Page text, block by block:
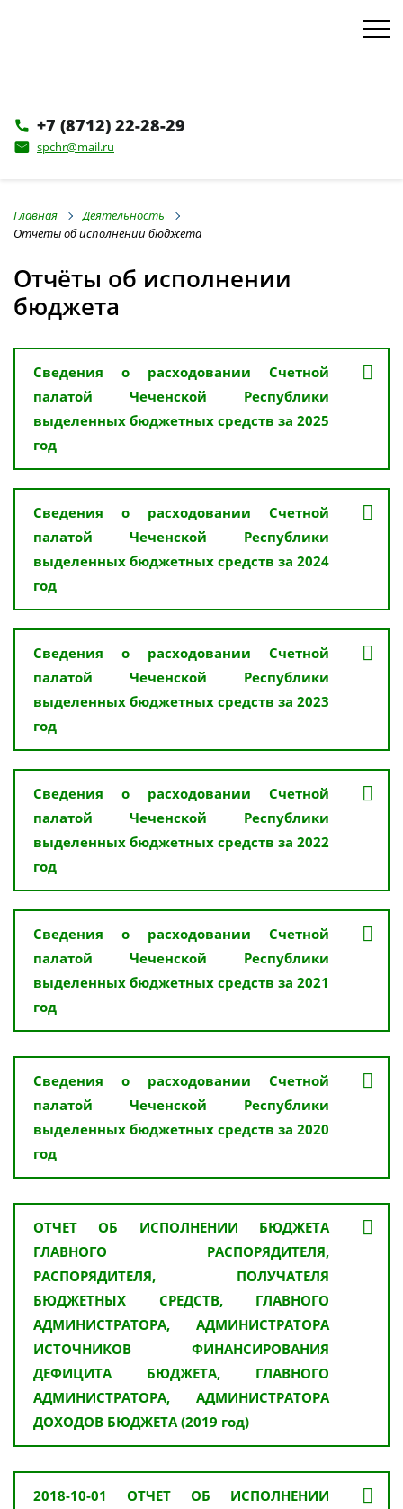
phone +7 (8712) 22-28-29
email spchr@mail.ru
Главная
Деятельность
Отчёты об исполнении бюджета
Отчёты об исполнении
бюджета
Сведения о расходовании Счетной
палатой Чеченской Республики
выделенных бюджетных средств за 2025
год
Сведения о расходовании Счетной
палатой Чеченской Республики
выделенных бюджетных средств за 2024
год
Сведения о расходовании Счетной
палатой Чеченской Республики
выделенных бюджетных средств за 2023
год
Сведения о расходовании Счетной
палатой Чеченской Республики
выделенных бюджетных средств за 2022
год
Сведения о расходовании Счетной
палатой Чеченской Республики
выделенных бюджетных средств за 2021
год
Сведения о расходовании Счетной
палатой Чеченской Республики
выделенных бюджетных средств за 2020
год
ОТЧЕТ ОБ ИСПОЛНЕНИИ БЮДЖЕТА
ГЛАВНОГО РАСПОРЯДИТЕЛЯ,
РАСПОРЯДИТЕЛЯ, ПОЛУЧАТЕЛЯ
БЮДЖЕТНЫХ СРЕДСТВ, ГЛАВНОГО
АДМИНИСТРАТОРА, АДМИНИСТРАТОРА
ИСТОЧНИКОВ ФИНАНСИРОВАНИЯ
ДЕФИЦИТА БЮДЖЕТА, ГЛАВНОГО
АДМИНИСТРАТОРА, АДМИНИСТРАТОРА
ДОХОДОВ БЮДЖЕТА (2019 год)
2018-10-01 ОТЧЕТ ОБ ИСПОЛНЕНИИ